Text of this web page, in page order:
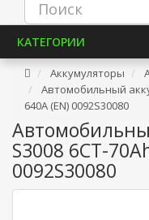
КАТЕГОРИИ
Аккумуляторы
Автомобильный
640A (EN) 0092S30080
S3008 6СТ-
0092S30080